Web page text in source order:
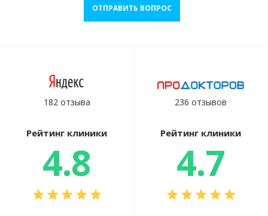
ОТПРАВИТЬ ВОПРОС
182 отзыва
Рейтинг клиники
4.8
236 отзывов
Рейтинг клиники
4.7